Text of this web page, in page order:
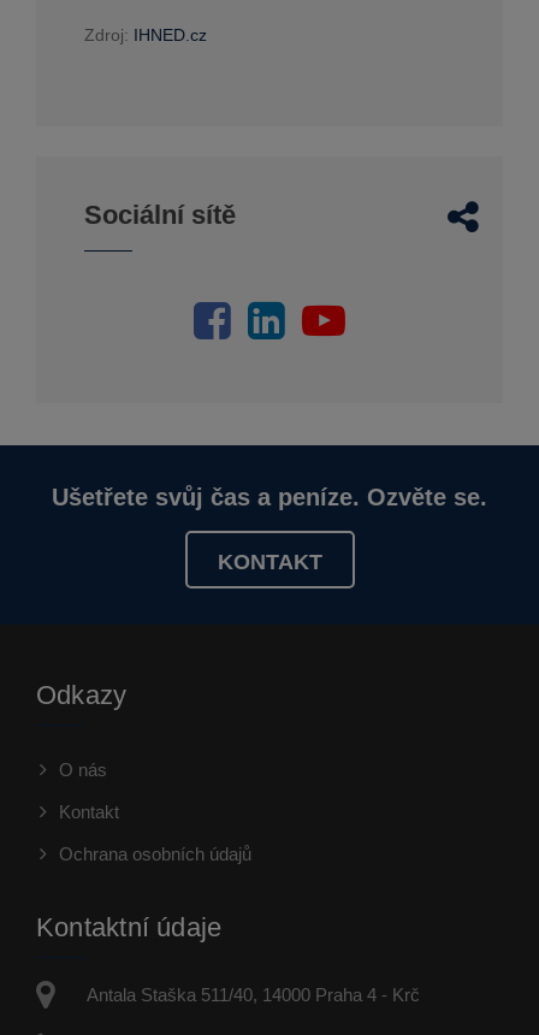
Zdroj: IHNED.cz
Sociální sítě
Ušetřete svůj čas a peníze. Ozvěte se.
KONTAKT
Odkazy
O nás
Kontakt
Ochrana osobních údajů
Kontaktní údaje
Antala Staška 511/40, 14000 Praha 4 - Krč